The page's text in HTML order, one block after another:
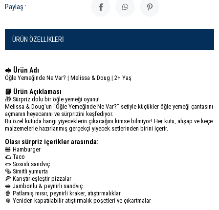
Paylaş :
ÜRÜN ÖZELLIKLERI
🥪 Ürün Adı
Öğle Yemeğinde Ne Var? | Melissa & Doug | 2+ Yaş
📘 Ürün Açıklaması
🎁 Sürpriz dolu bir öğle yemeği oyunu!
Melissa & Doug’un “Öğle Yemeğinde Ne Var?” setiyle küçükler öğle yemeği çantasını
açmanın heyecanını ve sürprizini keşfediyor.
Bu özel kutuda hangi yiyeceklerin çıkacağını kimse bilmiyor! Her kutu, ahşap ve keçe
malzemelerle hazırlanmış gerçekçi yiyecek setlerinden birini içerir.
Olası sürpriz içerikler arasında:
🍔 Hamburger
🌮 Taco
🌭 Sosisli sandviç
🥯 Simitli yumurta
🍕 Karıştır-eşleştir pizzalar
🥪 Jambonlu & peynirli sandviç
🍿 Patlamış mısır, peynirli kraker, atıştırmalıklar
📎 Yeniden kapatılabilir atıştırmalık poşetleri ve çıkartmalar